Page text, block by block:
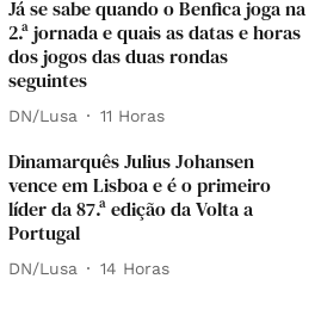
Já se sabe quando o Benfica joga na
2.ª jornada e quais as datas e horas
dos jogos das duas rondas
seguintes
DN/Lusa 11 Horas
Dinamarquês Julius Johansen
vence em Lisboa e é o primeiro
líder da 87.ª edição da Volta a
Portugal
DN/Lusa 14 Horas